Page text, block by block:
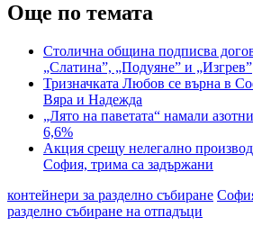
Още по темата
Столична община подписва
„Слатина”, „Подуяне” и „Изгрев”
Тризначката Любов се върна в
Вяра и Надежда
„Лято на паветата“ намали
6,6%
Акция срещу нелегално
София, трима са задържани
контейнери за разделно събиране
разделно събиране на отпадъци